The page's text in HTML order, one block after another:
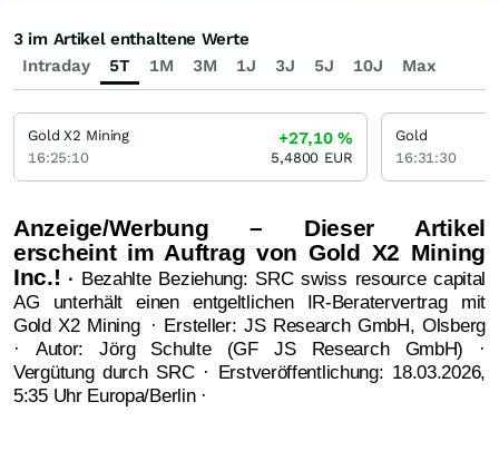
Anzeige/Werbung – Dieser Artikel
erscheint im Auftrag von Gold X2 Mining
Inc.! · Bezahlte Beziehung: SRC swiss resource capital
AG unterhält einen entgeltlichen IR-Beratervertrag mit
Gold X2 Mining · Ersteller: JS Research GmbH, Olsberg
· Autor: Jörg Schulte (GF JS Research GmbH) ·
Vergütung durch SRC · Erstveröffentlichung: 18.03.2026,
5:35 Uhr Europa/Berlin ·
Intraday 5T 1M 3M 1J 3J 5J 10J Max
3 im Artikel enthaltene Werte
Gold X2 Mining
16:25:10
+27,10%
5,4800 EUR
Gold
16:31:30